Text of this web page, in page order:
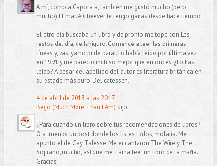
A mí, como a Caporala, también me gustó mucho (pero
mucho) El mar. A Cheever le tengo ganas desde hace tiempo.
El otro día buscaba un libro y de pronto me topé con Los
restos del día, de Ishiguro. Comencé a leer las primeras
líneas y, zas, ya no pude parar. Lo había leído por última vez
en 1991 y me pareció incluso mejor que entonces. ¿Lo has
leído? A pesar del apellido del autor es literatura británica en
su estado más puro. Delicatessen.
4 de abril de 2013 a las 20:17
Bego (Much More Than I Am) dijo...
¿Para cuándo un libro sobre tus recomendaciones de libros?
O al menos un post donde los listes todos, molaría. Me
apunto el de Gay Talesse. Me encantaron The Wire y The
Soprano, mucho, así que me llama leer un libro de la mafia.
Gracias!